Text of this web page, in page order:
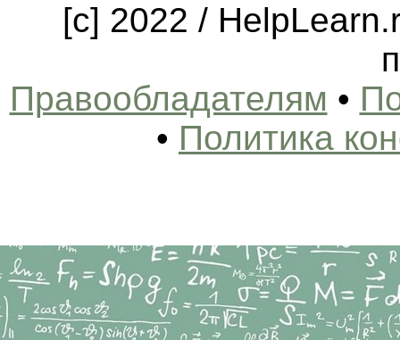
[c] 2022 /
Правообладателям •
• Политика